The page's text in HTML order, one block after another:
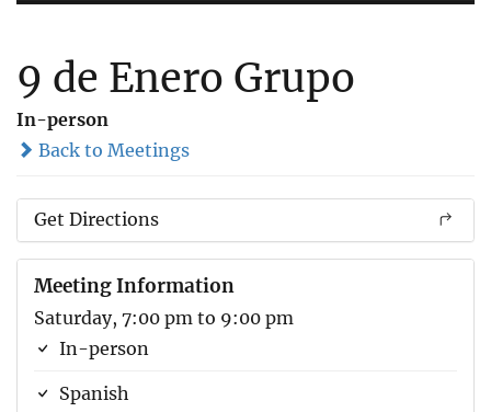
9 de Enero Grupo
In-person
Back to Meetings
Get Directions
Meeting Information
Saturday, 7:00 pm to 9:00 pm
In-person
Spanish